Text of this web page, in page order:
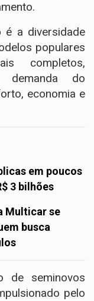
é a diversidade
populares
completos,
demanda do
economia e
em poucos
3 bilhões
Multicar se
busca
de seminovos
pelo